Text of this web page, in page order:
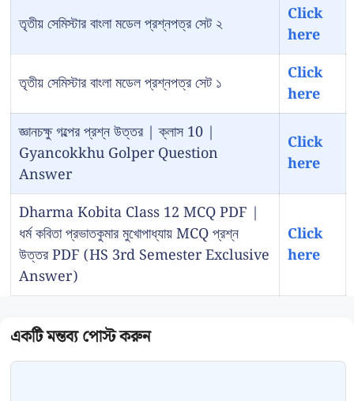
তৃতীয় সেমিস্টার বাংলা মডেল প্রশ্নপত্র সেট ২
Click
here
তৃতীয় সেমিস্টার বাংলা মডেল প্রশ্নপত্র সেট ১
Click
here
জ্ঞানচক্ষু গল্পের প্রশ্ন উত্তর | ক্লাস 10 |
Gyancokkhu Golper Question
Answer
Click
here
Dharma Kobita Class 12 MCQ PDF |
ধর্ম কবিতা প্রভাতকুমার মুখোপাধ্যায় MCQ প্রশ্ন
উত্তর PDF (HS 3rd Semester Exclusive
Answer)
Click
here
Comment